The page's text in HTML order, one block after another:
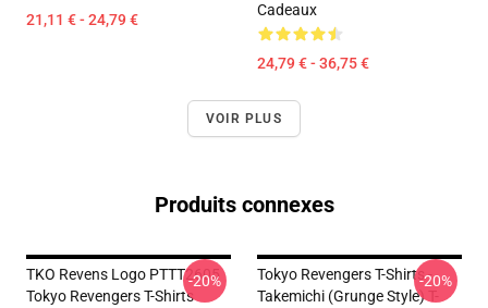
21,11 € - 24,79 €
Cadeaux
24,79 € - 36,75 €
VOIR PLUS
Produits connexes
TKO Revens Logo PTTT2605
Tokyo Revengers T-Shirts
-20%
Tokyo Revengers T-Shirts -
Takemichi (Grunge Style) T-
-20%